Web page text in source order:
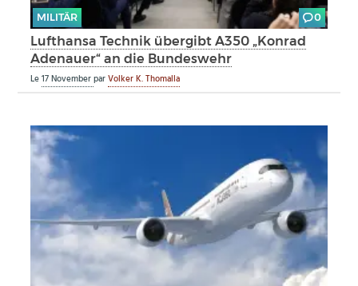
MILITÄR 0
Lufthansa Technik übergibt A350 „Konrad
Adenauer“ an die Bundeswehr
Le17 NovemberparVolker K. Thomalla